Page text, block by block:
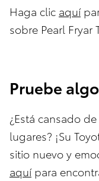
Haga clic aquí
sobre Pearl Fryar
Pruebe
¿Está cansado
lugares? ¡Su
sitio nuevo y
aquípara